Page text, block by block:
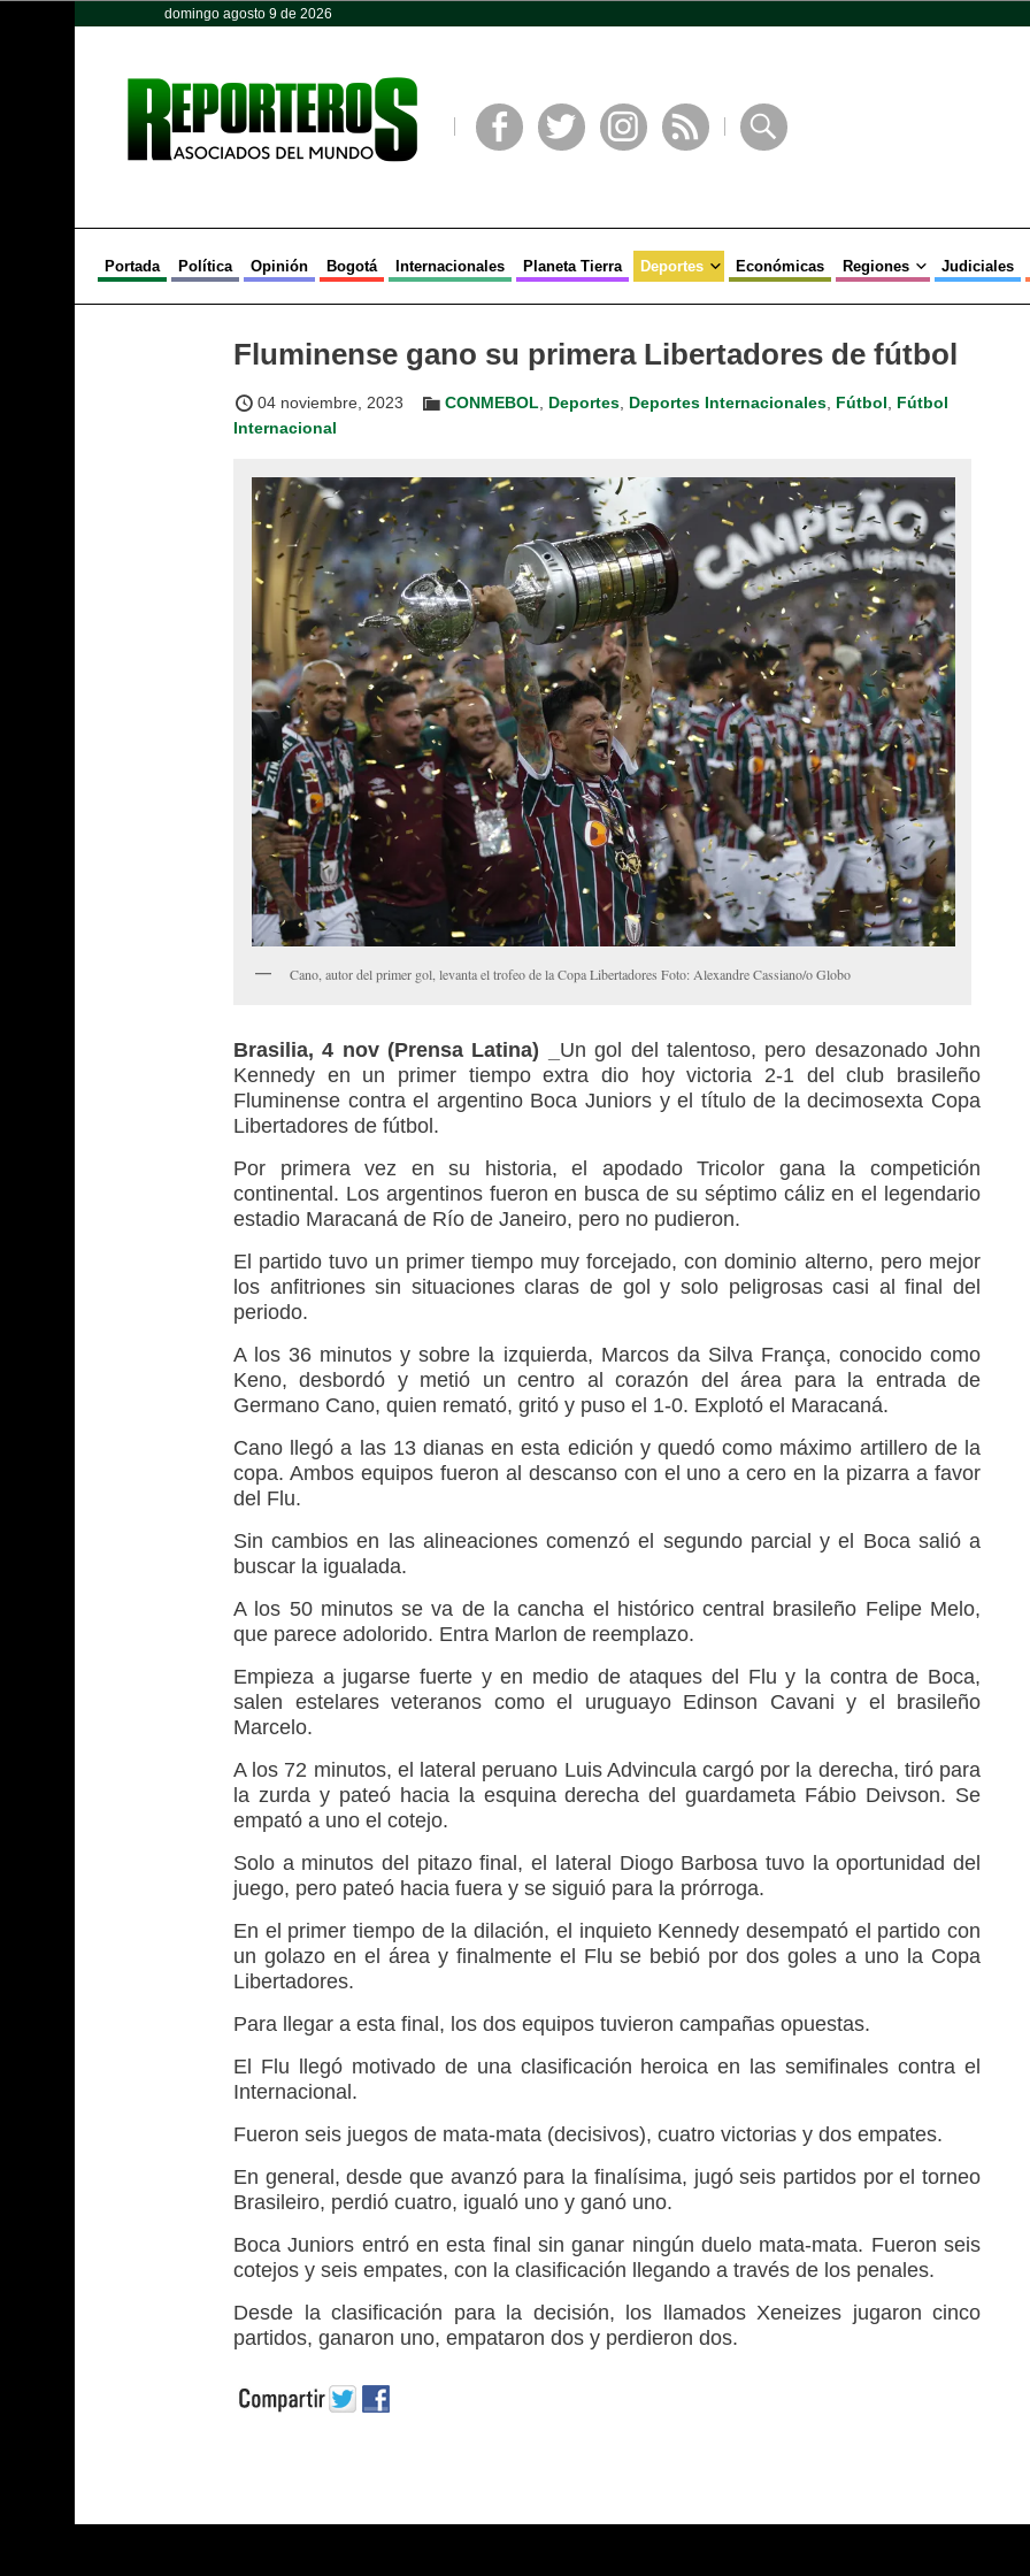
domingo agosto 9 de 2026
Portada Política Opinión Bogotá Internacionales Planeta Tierra Deportes Económicas Regiones Judiciales
Fluminense gano su primera Libertadores de fútbol
04 noviembre, 2023 CONMEBOL Deportes Deportes Internacionales Fútbol
Fútbol
Internacional
Cano, autor del primer gol, levanta el trofeo de la Copa Libertadores Foto: Alexandre Cassiano/o Globo
Brasilia, 4 nov (Prensa Latina) _ Un gol del talentoso, pero desazonado John
Kennedy en un primer tiempo extra dio hoy victoria 2-1 del club brasileño
Fluminense contra el argentino Boca Juniors y el título de la decimosexta Copa
Libertadores de fútbol.
Por primera vez en su historia, el apodado Tricolor gana la competición
continental. Los argentinos fueron en busca de su séptimo cáliz en el legendario
estadio Maracaná de Río de Janeiro, pero no pudieron.
El partido tuvo un primer tiempo muy forcejado, con dominio alterno, pero mejor
los anfitriones sin situaciones claras de gol y solo peligrosas casi al final del
periodo.
A los 36 minutos y sobre la izquierda, Marcos da Silva França, conocido como
Keno, desbordó y metió un centro al corazón del área para la entrada de
Germano Cano, quien remató, gritó y puso el 1-0. Explotó el Maracaná.
Cano llegó a las 13 dianas en esta edición y quedó como máximo artillero de la
copa. Ambos equipos fueron al descanso con el uno a cero en la pizarra a favor
del Flu.
Sin cambios en las alineaciones comenzó el segundo parcial y el Boca salió a
buscar la igualada.
A los 50 minutos se va de la cancha el histórico central brasileño Felipe Melo,
que parece adolorido. Entra Marlon de reemplazo.
Empieza a jugarse fuerte y en medio de ataques del Flu y la contra de Boca,
salen estelares veteranos como el uruguayo Edinson Cavani y el brasileño
Marcelo.
A los 72 minutos, el lateral peruano Luis Advincula cargó por la derecha, tiró para
la zurda y pateó hacia la esquina derecha del guardameta Fábio Deivson. Se
empató a uno el cotejo.
Solo a minutos del pitazo final, el lateral Diogo Barbosa tuvo la oportunidad del
juego, pero pateó hacia fuera y se siguió para la prórroga.
En el primer tiempo de la dilación, el inquieto Kennedy desempató el partido con
un golazo en el área y finalmente el Flu se bebió por dos goles a uno la Copa
Libertadores.
Para llegar a esta final, los dos equipos tuvieron campañas opuestas.
El Flu llegó motivado de una clasificación heroica en las semifinales contra el
Internacional.
Fueron seis juegos de mata-mata (decisivos), cuatro victorias y dos empates.
En general, desde que avanzó para la finalísima, jugó seis partidos por el torneo
Brasileiro, perdió cuatro, igualó uno y ganó uno.
Boca Juniors entró en esta final sin ganar ningún duelo mata-mata. Fueron seis
cotejos y seis empates, con la clasificación llegando a través de los penales.
Desde la clasificación para la decisión, los llamados Xeneizes jugaron cinco
partidos, ganaron uno, empataron dos y perdieron dos.
Opinión Política